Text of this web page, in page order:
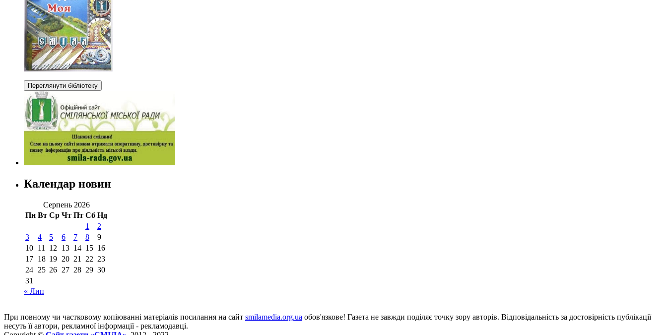
Календар новин
Серпень 2026
Пн Вт Ср Чт Пт Сб Нд
1
2
3
4 5 6 7 8
9
10 11 12 13 14 15 16
17 18 19 20 21 22 23
24 25 26 27 28 29 30
31
« Лип
При повному чи частковому копіюванні матеріалів посилання на сайт smilamedia.org.ua обов'язкове! Газета не завжди поділяє точку зору авторів. Відповідальність за достовірність публікації
несуть її автори, рекламної інформації - рекламодавці.